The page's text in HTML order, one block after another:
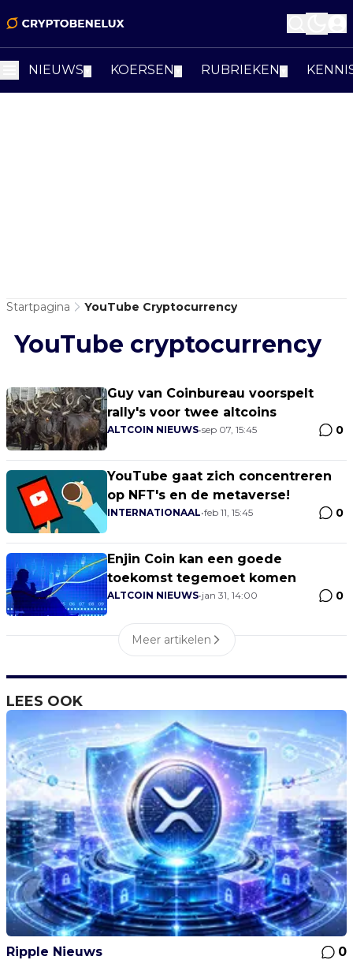
NIEUWS KOERSEN RUBRIEKEN
Startpagina YouTube Cryptocurrency
YouTube cryptocurrency
Guy van Coinbureau voorspelt
rally's voor twee altcoins
ALTCOIN NIEUWS•sep 07, 15:45 0
YouTube gaat zich concentreren
op NFT's en de metaverse!
INTERNATIONAAL•feb 11, 15:45 0
Enjin Coin kan een goede
toekomst tegemoet komen
ALTCOIN NIEUWS•jan 31, 14:00 0
Meer artikelen
LEES OOK
Ripple Nieuws
0